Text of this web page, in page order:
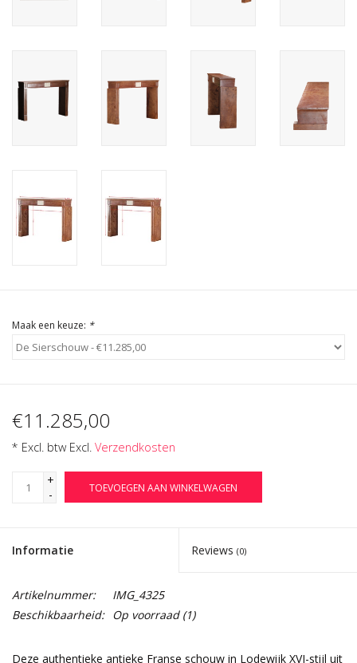
Maak een keuze: *
€11.285,00
* Excl. btw Excl. Verzendkosten
+
-
TOEVOEGEN AAN WINKELWAGEN
Informatie Reviews (0)
Artikelnummer:
IMG_4325
Beschikbaarheid: Op voorraad(1)
Deze authentieke antieke Franse schouw in Lodewijk XVI-stijl uit